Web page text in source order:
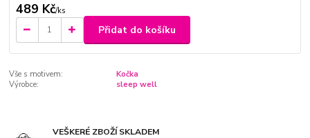
489 Kč/ks
Přidat do košíku
Vše s motivem:
Kočka
Výrobce:
sleep well
VEŠKERÉ ZBOŽÍ SKLADEM